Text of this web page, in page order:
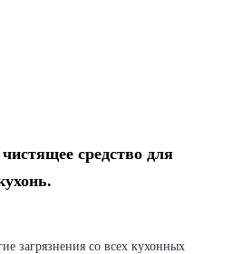
средство для
загрязнения со всех кухонных